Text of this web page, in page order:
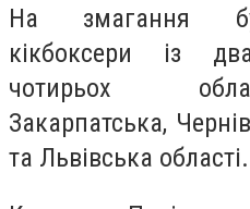
На змагання
кікбоксери із
чотирьох
Закарпатська,
та Львівська області.